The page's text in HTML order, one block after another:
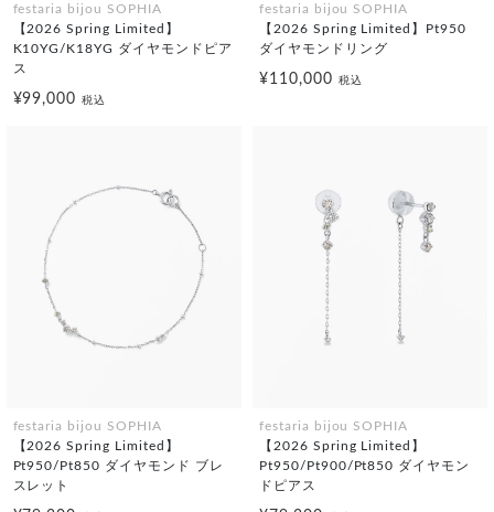
festaria bijou SOPHIA
【2026 Spring Limited】
K10YG/K18YG ダイヤモンドピア
ス
¥99,000税込
festaria bijou SOPHIA
【2026 Spring Limited】Pt950
ダイヤモンドリング
¥110,000 税込
festaria bijou SOPHIA
【2026 Spring Limited】
Pt950/Pt850 ダイヤモンド ブレ
スレット
festaria bijou SOPHIA
【2026 Spring Limited】
Pt950/Pt900/Pt850 ダイヤモン
ドピアス